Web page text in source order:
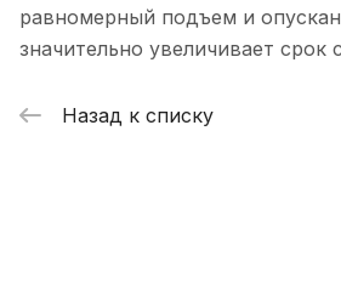
равномерный подъем и
значительно увеличивает срок
Назад к списку